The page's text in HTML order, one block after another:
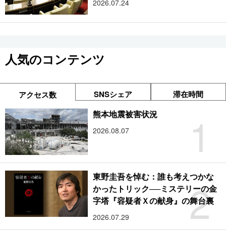
2026.07.24
人気のコンテンツ
アクセス数 SNSシェア 滞在時間
1
熊本地震被害状況
2026.08.07
2
東野圭吾を悼む：誰も考えつかな
かったトリック──ミステリーの金
字塔『容疑者Ｘの献身』の舞台裏
2026.07.29